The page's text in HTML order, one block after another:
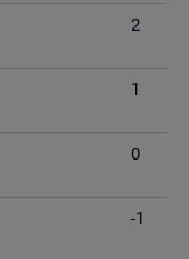
2
1
0
-1